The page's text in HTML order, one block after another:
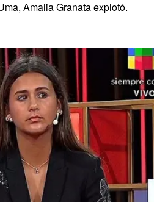
Amalia Granata explotó.